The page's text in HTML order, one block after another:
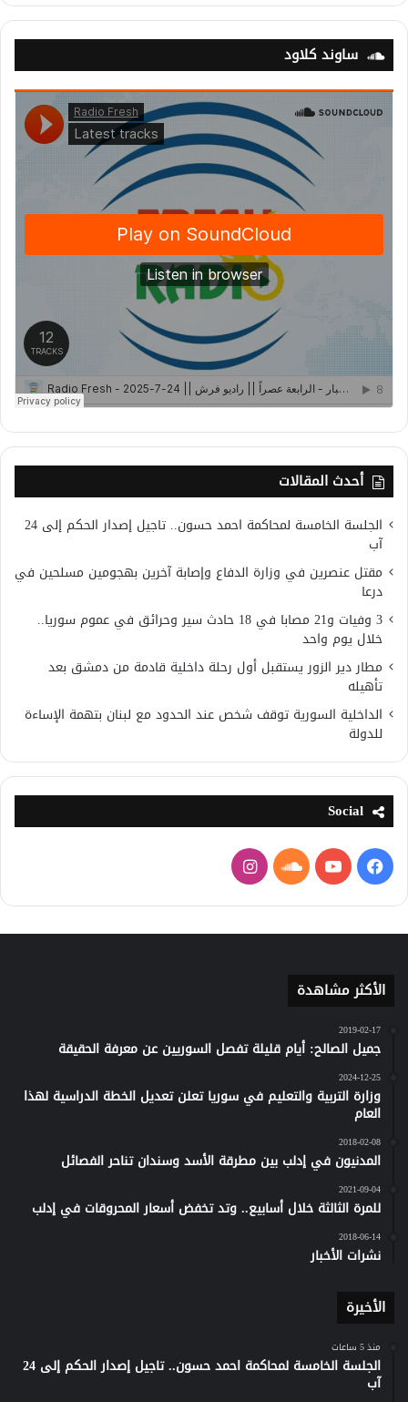
ساوند كلاود
أحدث المقالات
الجلسة الخامسة لمحاكمة احمد حسون.. تاجيل إصدار الحكم إلى 24
آب
مقتل عنصرين في وزارة الدفاع وإصابة آخرين بهجومين مسلحين في
درعا
3 وفيات و21 مصابا في 18 حادث سير وحرائق في عموم سوريا..
خلال يوم واحد
مطار دير الزور يستقبل أول رحلة داخلية قادمة من دمشق بعد
تأهيله
الداخلية السورية توقف شخص عند الحدود مع لبنان بتهمة الإساءة
للدولة
Social
فيسبوكيوتيوبساوند
كلاود
انستقرام
الأكثر مشاهدة
2019-02-17
جميل الصالح: أيام قليلة تفصل السوريين عن معرفة الحقيقة
2024-12-25
وزارة التربية والتعليم في سوريا تعلن تعديل الخطة الدراسية لهذا
العام
2018-02-08
المدنيون في إدلب بين مطرقة الأسد وسندان تناحر الفصائل
2021-09-04
للمرة الثالثة خلال أسابيع.. وتد تخفض أسعار المحروقات في إدلب
2018-06-14
نشرات الأخبار
الأخيرة
منذ 5 ساعات
الجلسة الخامسة لمحاكمة احمد حسون.. تاجيل إصدار الحكم إلى 24
آب